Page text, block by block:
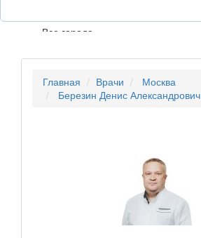
Все города
Главная Врачи
Москва
Березин Денис Александрович